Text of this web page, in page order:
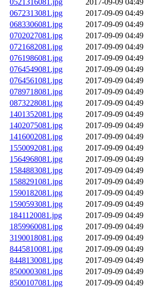
0521316081.jpg
2017-09-09 04:49
0672313081.jpg
2017-09-09 04:49
0683306081.jpg
2017-09-09 04:49
0702027081.jpg
2017-09-09 04:49
0721682081.jpg
2017-09-09 04:49
0761986081.jpg
2017-09-09 04:49
0764549081.jpg
2017-09-09 04:49
0764561081.jpg
2017-09-09 04:49
0789718081.jpg
2017-09-09 04:49
0873228081.jpg
2017-09-09 04:49
1401352081.jpg
2017-09-09 04:49
1402075081.jpg
2017-09-09 04:49
1416002081.jpg
2017-09-09 04:49
1550092081.jpg
2017-09-09 04:49
1564968081.jpg
2017-09-09 04:49
1584883081.jpg
2017-09-09 04:49
1588291081.jpg
2017-09-09 04:49
1590182081.jpg
2017-09-09 04:49
1590593081.jpg
2017-09-09 04:49
1841120081.jpg
2017-09-09 04:49
1859960081.jpg
2017-09-09 04:49
3190018081.jpg
2017-09-09 04:49
8445810081.jpg
2017-09-09 04:49
8448130081.jpg
2017-09-09 04:49
8500003081.jpg
2017-09-09 04:49
8500107081.jpg
2017-09-09 04:49